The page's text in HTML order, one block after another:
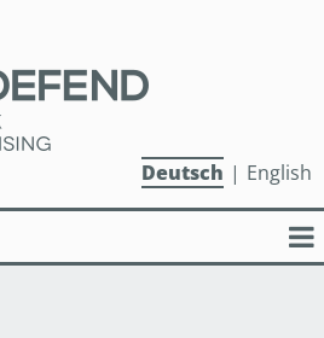
Deutsch English